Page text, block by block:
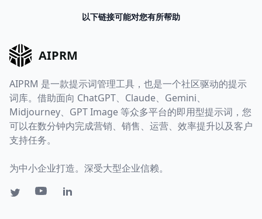
以下链接可能对您有所帮助
AIPRM
AIPRM 是一款提示词管理工具，也是一个社区驱动的提示
词库。借助面向 ChatGPT、Claude、Gemini、
Midjourney、GPT Image 等众多平台的即用型提示词，您
可以在数分钟内完成营销、销售、运营、效率提升以及客户
支持任务。
为中小企业打造。深受大型企业信赖。